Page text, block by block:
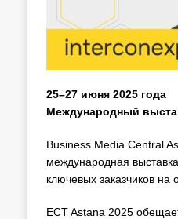
25–27 июня 2025 года
Международный
Business Media Central
международная
ключевых заказчиков
ECT Astana 2025